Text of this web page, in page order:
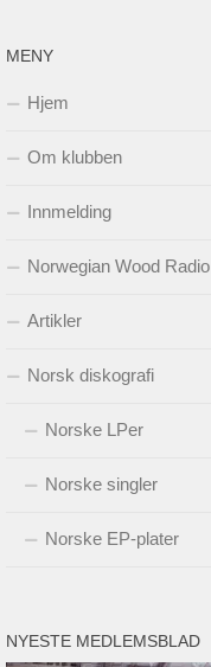
MENY
Hjem
Om klubben
Innmelding
Norwegian Wood Radio
Artikler
Norsk diskografi
Norske LPer
Norske singler
Norske EP-plater
NYESTE MEDLEMSBLAD